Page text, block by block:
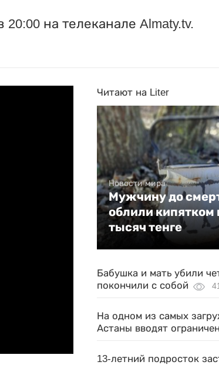
на телеканале Almaty.tv.
Читают на Liter
Новости мира
Мужчину до
облили кипятком
тысяч тенге
Бабушка и мать убили
покончили с собой
На одном из самых
Астаны вводят
13-летний подросток